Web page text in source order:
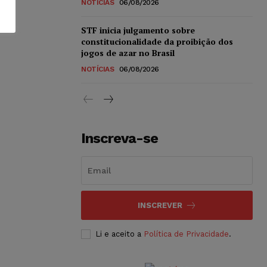
NOTÍCIAS 06/08/2026
STF inicia julgamento sobre
constitucionalidade da proibição dos
jogos de azar no Brasil
NOTÍCIAS 06/08/2026
Inscreva-se
INSCREVER
Li e aceito a Política de Privacidade.